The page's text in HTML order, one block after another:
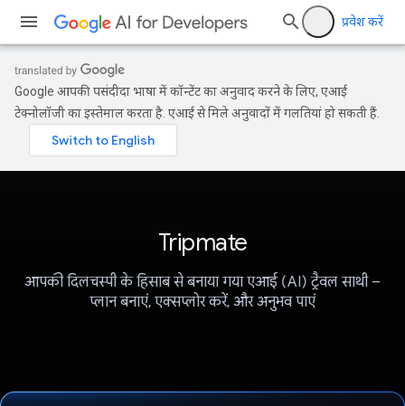
प्रवेश करें
Google आपकी पसंदीदा भाषा में कॉन्टेंट का अनुवाद करने के लिए, एआई
टेक्नोलॉजी का इस्तेमाल करता है. एआई से मिले अनुवादों में गलतियां हो सकती हैं.
Tripmate
आपकी दिलचस्पी के हिसाब से बनाया गया एआई (AI) ट्रैवल साथी –
प्लान बनाएं, एक्सप्लोर करें, और अनुभव पाएं